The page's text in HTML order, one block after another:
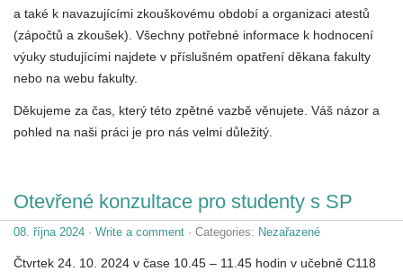
a také k navazujícími zkouškovému období a organizaci atestů
(zápočtů a zkoušek). Všechny potřebné informace k hodnocení
výuky studujícími najdete v příslušném opatření děkana fakulty
nebo na webu fakulty.
Děkujeme za čas, který této zpětné vazbě věnujete. Váš názor a
pohled na naši práci je pro nás velmi důležitý.
Otevřené konzultace pro studenty s SP
08. října 2024 · Write a comment · Categories: Nezařazené
Čtvrtek 24. 10. 2024 v čase 10.45 – 11.45 hodin v učebně C118